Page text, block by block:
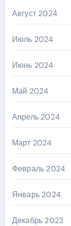
Август 2024
Июль 2024
Июнь 2024
Май 2024
Апрель 2024
Март 2024
Февраль 2024
Январь 2024
Декабрь 2023